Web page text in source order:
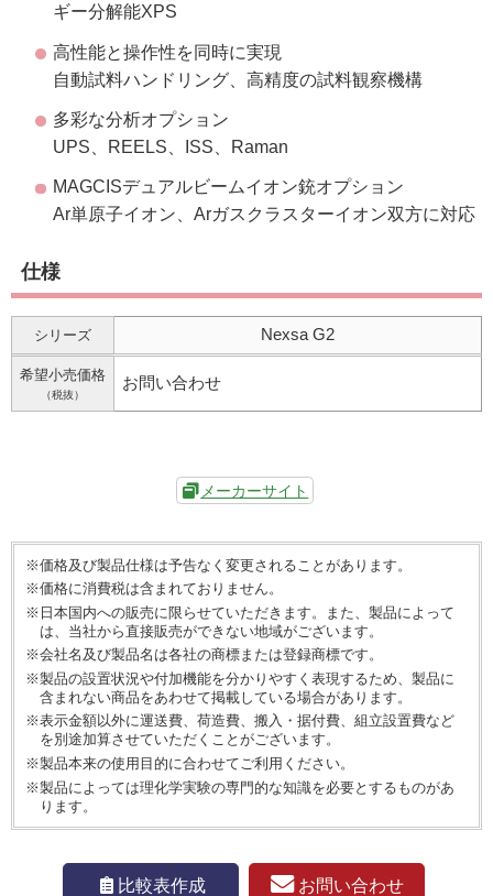
ギー分解能XPS
高性能と操作性を同時に実現
自動試料ハンドリング、高精度の試料観察機構
多彩な分析オプション
UPS、REELS、ISS、Raman
MAGCISデュアルビームイオン銃オプション
Ar単原子イオン、Arガスクラスターイオン双方に対応
仕様
シリーズ Nexsa G2
希望小売価格
（税抜）
お問い合わせ
メーカーサイト
※価格及び製品仕様は予告なく変更されることがあります。
※価格に消費税は含まれておりません。
※日本国内への販売に限らせていただきます。また、製品によって
は、当社から直接販売ができない地域がございます。
※会社名及び製品名は各社の商標または登録商標です。
※製品の設置状況や付加機能を分かりやすく表現するため、製品に
含まれない商品をあわせて掲載している場合があります。
※表示金額以外に運送費、荷造費、搬入・据付費、組立設置費など
を別途加算させていただくことがございます。
※製品本来の使用目的に合わせてご利用ください。
※製品によっては理化学実験の専門的な知識を必要とするものがあ
ります。
比較表作成 お問い合わせ